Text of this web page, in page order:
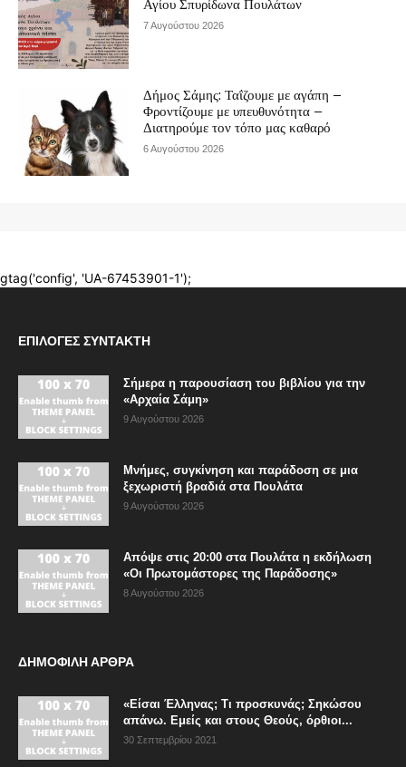
ΕΠΙΛΟΓΈΣ ΣΥΝΤΆΚΤΗ
Σήμερα η παρουσίαση του βιβλίου για την
«Αρχαία Σάμη»
9 Αυγούστου 2026
Μνήμες, συγκίνηση και παράδοση σε μια
ξεχωριστή βραδιά στα Πουλάτα
9 Αυγούστου 2026
Απόψε στις 20:00 στα Πουλάτα η εκδήλωση
«Οι Πρωτομάστορες της Παράδοσης»
8 Αυγούστου 2026
ΔΗΜΟΦΙΛΗ ΑΡΘΡΑ
«Είσαι Έλληνας; Τι προσκυνάς; Σηκώσου
απάνω. Εμείς και στους Θεούς, όρθιοι...
30 Σεπτεμβρίου 2021